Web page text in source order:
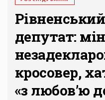
депутат:
кросовер,
«з любов’ю